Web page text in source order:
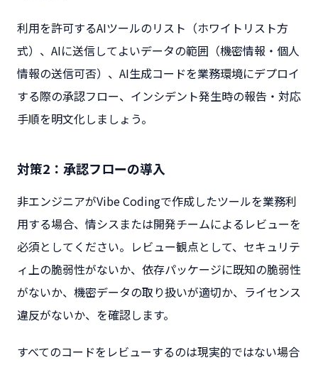
利用を許可するAIツールのリスト（ホワイトリスト方
式）、AIに送信してよいデータの範囲（機密情報・個人
情報の送信可否）、AI生成コードを業務環境にデプロイ
する際の承認フロー、インシデント発生時の報告・対応
手順を明文化しましょう。
対策2：承認フローの導入
非エンジニアがVibe Codingで作成したツールを業務利
用する場合、情シスまたは開発チームによるレビューを
必須としてください。レビュー観点として、セキュリテ
ィ上の脆弱性がないか、依存パッケージに既知の脆弱性
がないか、機密データの取り扱いが適切か、ライセンス
違反がないか、を確認します。
すべてのコードをレビューするのは現実的ではない場合